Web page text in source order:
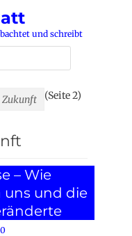
und schreibt
Zukunft (Seite 2)
– Wie
uns und die